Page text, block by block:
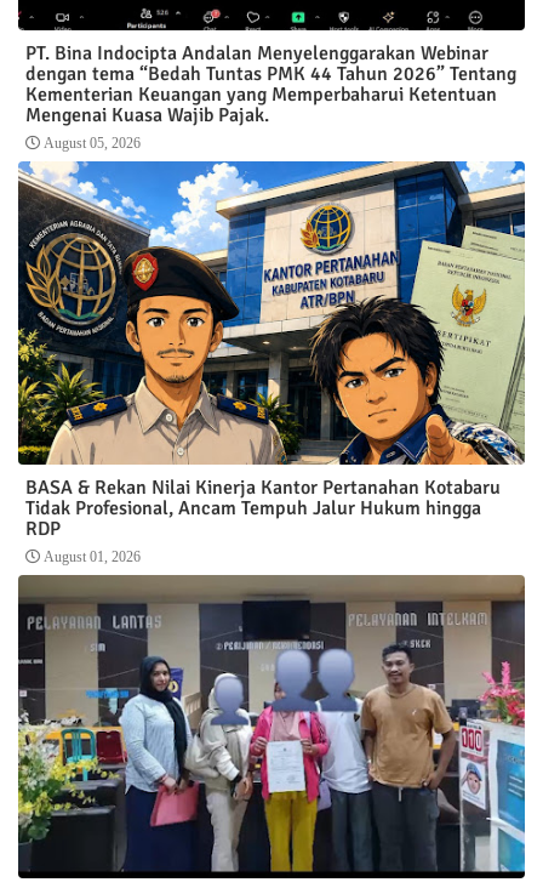
PT. Bina Indocipta Andalan Menyelenggarakan Webinar
dengan tema “Bedah Tuntas PMK 44 Tahun 2026” Tentang
Kementerian Keuangan yang Memperbaharui Ketentuan
Mengenai Kuasa Wajib Pajak.
August 05, 2026
BASA & Rekan Nilai Kinerja Kantor Pertanahan Kotabaru
Tidak Profesional, Ancam Tempuh Jalur Hukum hingga
RDP
August 01, 2026